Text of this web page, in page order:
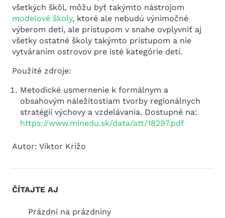
všetkých škôl, môžu byť takýmto nástrojom
modelové školy, ktoré ale nebudú výnimočné
výberom detí, ale prístupom v snahe ovplyvniť aj
všetky ostatné školy takýmto prístupom a nie
vytváraním ostrovov pre isté kategórie detí.
Použité zdroje:
Metodické usmernenie k formálnym a
obsahovým náležitostiam tvorby regionálnych
stratégií výchovy a vzdelávania. Dostupné na:
https://www.minedu.sk/data/att/18297.pdf
Autor: Viktor Križo
ČÍTAJTE AJ
Prázdni na prázdniny